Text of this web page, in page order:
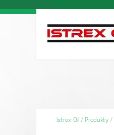
'UA-103811627-3');
Istrex Oil / Produkty /